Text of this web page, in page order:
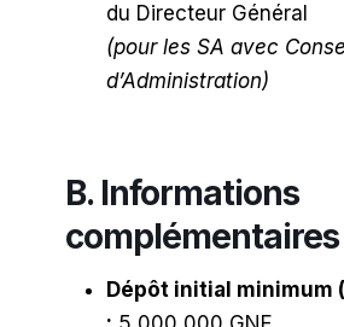
du Directeur Général
(pour les SA avec
d’Administration)
B. Informations
complémentaires
Dépôt initial minimum